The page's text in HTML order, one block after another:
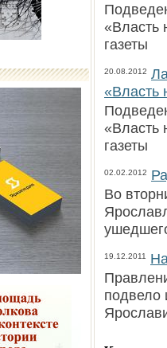
«Власть
газеты
20.08.2012
«Власть
«Власть
газеты
02.02.2012
Во
19.12.2011
подвело